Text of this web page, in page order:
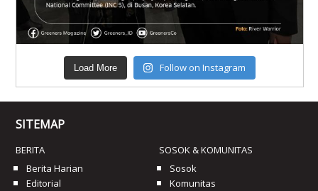
Load More Follow on Instagram
SITEMAP
BERITA
Berita Harian
Editorial
SOSOK & KOMUNITAS
Sosok
Komunitas